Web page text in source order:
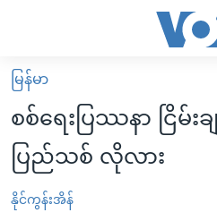
လွယ်ကူ
စေ
သည့်
Link
များ
မူလစာမျက်နှာ
မြန်မာ
ကမ္ဘာ့သတင်းများ
နိုင်ငံတကာ
ဗွီဒီယို
မြန်မာ
စစ်ရေးပြဿနာ ငြိမ်းခ
ပြည်သစ် လိုလား
နိုင်ကွန်းအိန်